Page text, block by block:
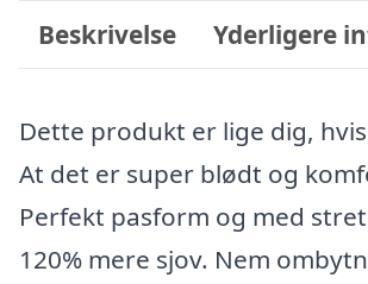
Beskrivelse Yderligere
Dette produkt er lige dig,
At det er super blødt og
Perfekt pasform og med
120% mere sjov. Nem